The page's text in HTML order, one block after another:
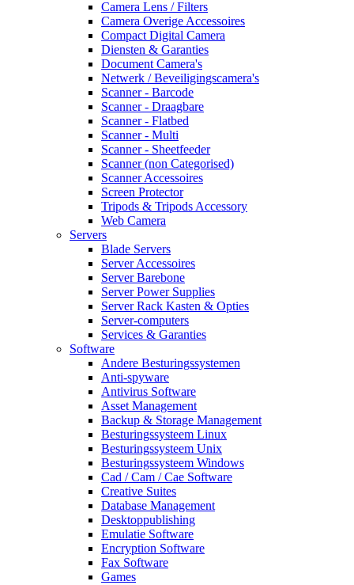
Camera Lens / Filters
Camera Overige Accessoires
Compact Digital Camera
Diensten & Garanties
Document Camera's
Netwerk / Beveiligingscamera's
Scanner - Barcode
Scanner - Draagbare
Scanner - Flatbed
Scanner - Multi
Scanner - Sheetfeeder
Scanner (non Categorised)
Scanner Accessoires
Screen Protector
Tripods & Tripods Accessory
Web Camera
Servers
Blade Servers
Server Accessoires
Server Barebone
Server Power Supplies
Server Rack Kasten & Opties
Server-computers
Services & Garanties
Software
Andere Besturingssystemen
Anti-spyware
Antivirus Software
Asset Management
Backup & Storage Management
Besturingssysteem Linux
Besturingssysteem Unix
Besturingssysteem Windows
Cad / Cam / Cae Software
Creative Suites
Database Management
Desktoppublishing
Emulatie Software
Encryption Software
Fax Software
Games